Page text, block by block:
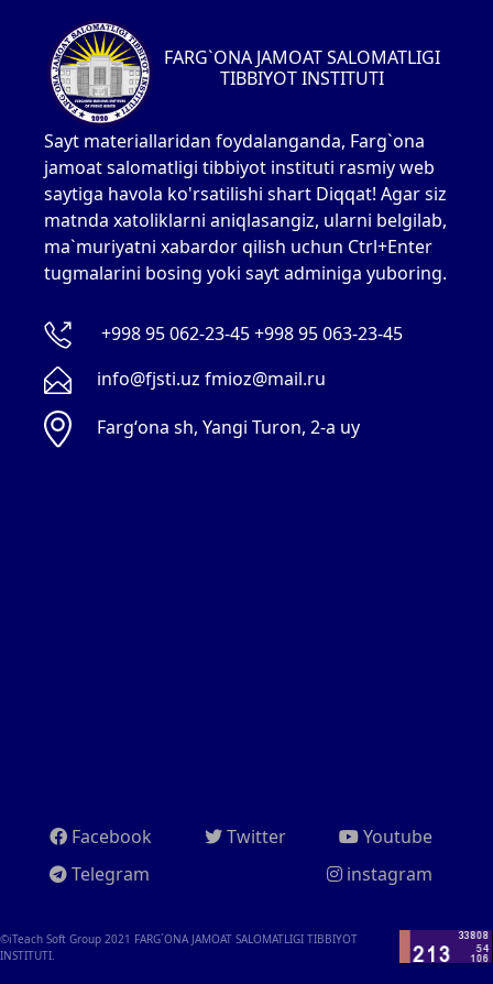
FARG`ONA JAMOAT SALOMATLIGI
TIBBIYOT INSTITUTI
Sayt materiallaridan foydalanganda, Farg`ona
jamoat salomatligi tibbiyot instituti rasmiy web
saytiga havola ko'rsatilishi shart Diqqat! Agar siz
matnda xatoliklarni aniqlasangiz, ularni belgilab,
ma`muriyatni xabardor qilish uchun Ctrl+Enter
tugmalarini bosing yoki sayt adminiga yuboring.
+998 95 062-23-45 +998 95 063-23-45
info@fjsti.uz fmioz@mail.ru
Fargʻona sh, Yangi Turon, 2-a uy
Facebook Twitter
Youtube
Telegram
instagram
©iTeach Soft Group 2021 FARG`ONA JAMOAT SALOMATLIGI TIBBIYOT
INSTITUTI.